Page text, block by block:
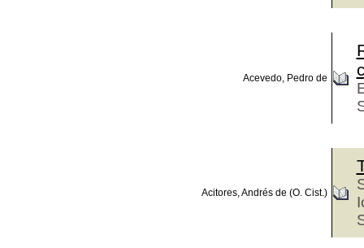
Acevedo, Pedro de
Acitores, Andrés de (O. Cist.)